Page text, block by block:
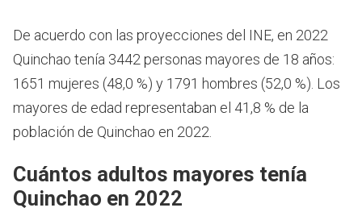
De acuerdo con las proyecciones del INE, en 2022
Quinchao tenía 3442 personas mayores de 18 años:
1651 mujeres (48,0 %) y 1791 hombres (52,0 %). Los
mayores de edad representaban el 41,8 % de la
población de Quinchao en 2022.
Cuántos adultos mayores tenía
Quinchao en 2022